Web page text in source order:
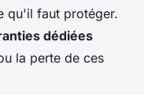
qu'il faut protéger.
dédiées
la perte de ces